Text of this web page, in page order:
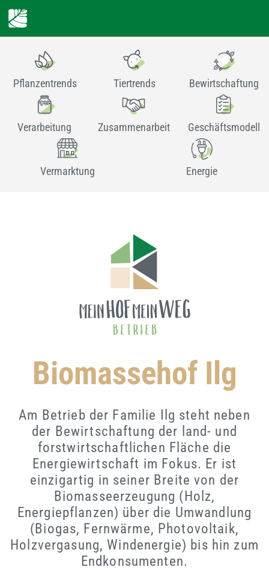
Pflanzentrends Tiertrends Bewirtschaftung
Verarbeitung Zusammenarbeit Geschäftsmodell
Vermarktung Energie
Biomassehof Ilg
Am Betrieb der Familie Ilg steht neben
der Bewirtschaftung der land- und
forstwirtschaftlichen Fläche die
Energiewirtschaft im Fokus. Er ist
einzigartig in seiner Breite von der
Biomasseerzeugung (Holz,
Energiepflanzen) über die Umwandlung
(Biogas, Fernwärme, Photovoltaik,
Holzvergasung, Windenergie) bis hin zum
Endkonsumenten.